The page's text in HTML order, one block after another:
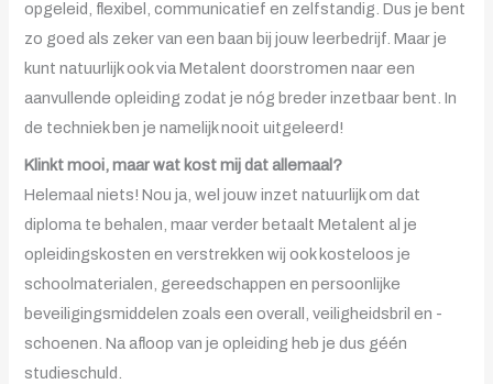
opgeleid, flexibel, communicatief en zelfstandig. Dus je bent
zo goed als zeker van een baan bij jouw leerbedrijf. Maar je
kunt natuurlijk ook via Metalent doorstromen naar een
aanvullende opleiding zodat je nóg breder inzetbaar bent. In
de techniek ben je namelijk nooit uitgeleerd!
Klinkt mooi, maar wat kost mij dat allemaal?
Helemaal niets! Nou ja, wel jouw inzet natuurlijk om dat
diploma te behalen, maar verder betaalt Metalent al je
opleidingskosten en verstrekken wij ook kosteloos je
schoolmaterialen, gereedschappen en persoonlijke
beveiligingsmiddelen zoals een overall, veiligheidsbril en -
schoenen. Na afloop van je opleiding heb je dus géén
studieschuld.